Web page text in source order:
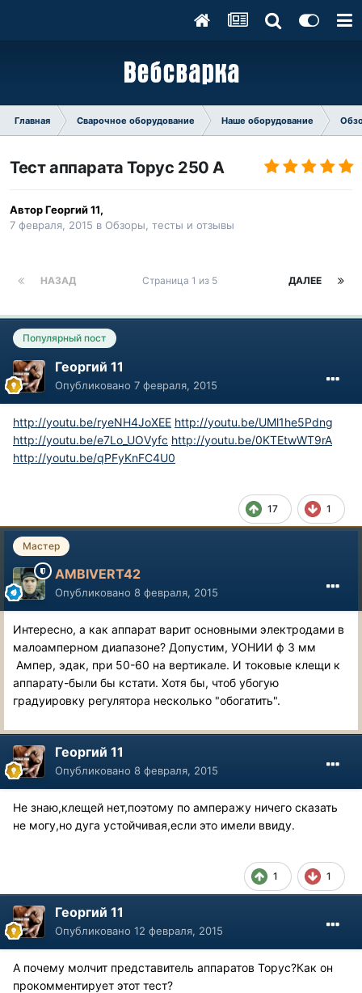
Главная Сварочное оборудование Наше оборудование
Тест аппарата Торус 250 А
АвторГеоргий 11,
7 февраля, 2015 в Обзоры, тесты и отзывы
НАЗАД ДАЛЕЕ
Страница 1 из 5
Популярный пост
Георгий 11
Опубликовано 7 февраля, 2015
http://youtu.be/ryeNH4JoXEE http://youtu.be/UMl1he5Pdng
http://youtu.be/e7Lo_UOVyfc http://youtu.be/0KTEtwWT9rA
http://youtu.be/qPFyKnFC4U0
17 1
Мастер
AMBIVERT42
Опубликовано 8 февраля, 2015
Интересно, а как аппарат варит основными электродами в
малоамперном диапазоне? Допустим, УОНИИ ф 3 мм
Ампер, эдак, при 50-60 на вертикале. И токовые клещи к
аппарату-были бы кстати. Хотя бы, чтоб убогую
градуировку регулятора несколько "обогатить".
Георгий 11
Опубликовано 8 февраля, 2015
Не знаю,клещей нет,поэтому по амперажу ничего сказать
не могу,но дуга устойчивая,если это имели ввиду.
1 1
Георгий 11
Опубликовано 12 февраля, 2015
А почему молчит представитель аппаратов Торус?Как он
прокомментирует этот тест?